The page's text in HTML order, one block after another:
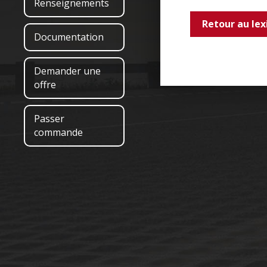
Renseignements
Documentation
Demander une
offre
Passer
commande
Retour au